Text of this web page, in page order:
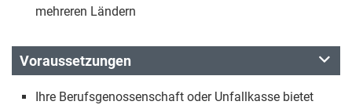
mehreren Ländern
Voraussetzungen
Ihre Berufsgenossenschaft oder Unfallkasse bietet